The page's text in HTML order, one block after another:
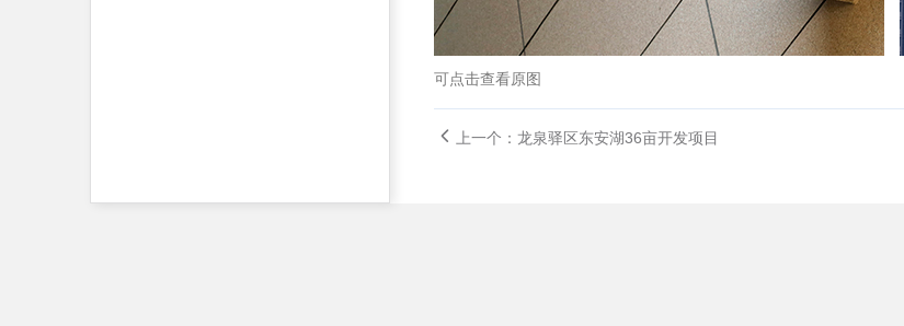
可点击查看原图
上一个：龙泉驿区东安湖36亩开发项目